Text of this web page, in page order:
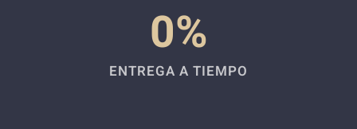
ENTREGA A TIEMPO
0%